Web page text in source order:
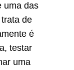
uma das
de
é
testar
uma